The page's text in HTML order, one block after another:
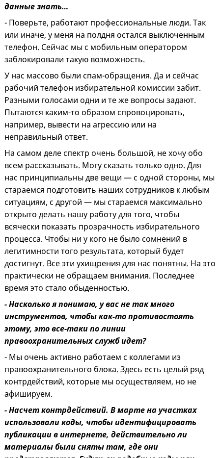
данные знать…
- Поверьте, работают профессиональные люди. Так
или иначе, у меня на полдня остался выключенным
телефон. Сейчас мы с мобильным оператором
заблокировали такую возможность.
У нас массово были спам-обращения. Да и сейчас
рабочий телефон избирательной комиссии забит.
Разными голосами одни и те же вопросы задают.
Пытаются каким-то образом спровоцировать,
например, вывести на агрессию или на
неправильный ответ.
На самом деле спектр очень большой, не хочу обо
всем рассказывать. Могу сказать только одно. Для
нас принципиальны две вещи — с одной стороны, мы
стараемся подготовить наших сотрудников к любым
ситуациям, с другой — мы стараемся максимально
открыто делать нашу работу для того, чтобы
всячески показать прозрачность избирательного
процесса. Чтобы ни у кого не было сомнений в
легитимности того результата, который будет
достигнут. Все эти ухищрения для нас понятны. На это
практически не обращаем внимания. Последнее
время это стало обыденностью.
- Насколько я понимаю, у вас не так много
инструментов, чтобы как-то противостоять
этому, это все-таки по линии
правоохранительных служб идет?
- Мы очень активно работаем с коллегами из
правоохранительного блока. Здесь есть целый ряд
контрдействий, которые мы осуществляем, но не
афишируем.
- Насчет контрдействий. В марте на участках
использовали коды, чтобы идентифицировать
публикации в интернете, действительно ли
материалы были сняты там, где они